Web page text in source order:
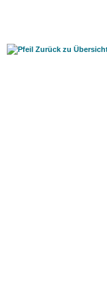
Zurück zu